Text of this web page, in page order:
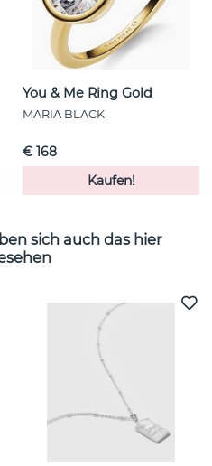
You & Me Ring Gold
MARIA BLACK
€ 168
Kaufen!
sich auch das hier